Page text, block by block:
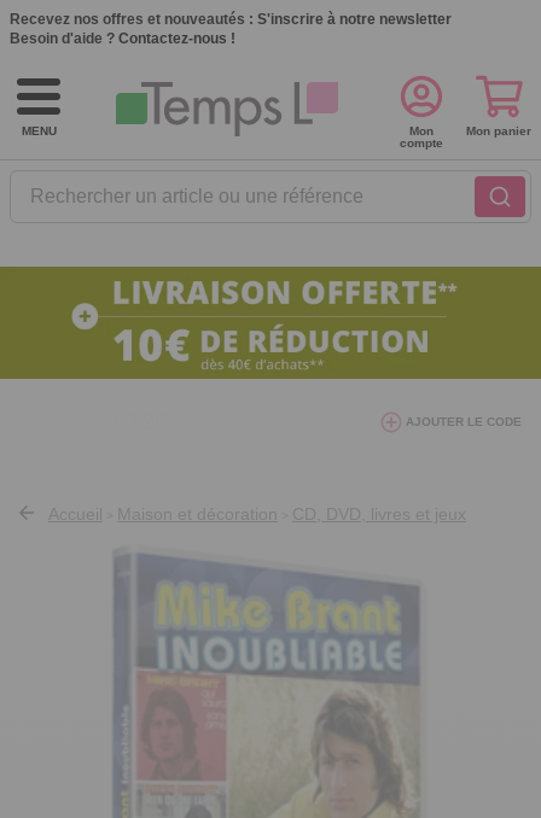
Recevez nos offres et nouveautés : S'inscrire à notre newsletter
Besoin d'aide ? Contactez-nous !
MENU
Rechercher un article ou une référence
Mon
compte
Mon panier
avec le code AT26
AJOUTER LE CODE
Accueil Maison et décoration CD, DVD, livres et jeux